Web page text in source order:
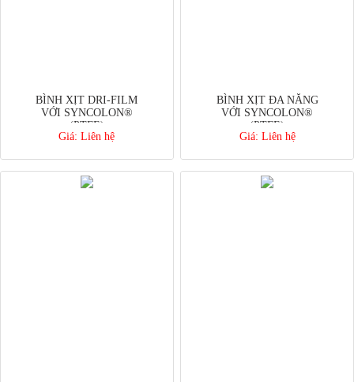
BÌNH XỊT DRI-FILM
VỚI SYNCOLON®
(PTFE)
Giá: Liên hệ
BÌNH XỊT ĐA NĂNG
VỚI SYNCOLON®
(PTFE)
Giá: Liên hệ